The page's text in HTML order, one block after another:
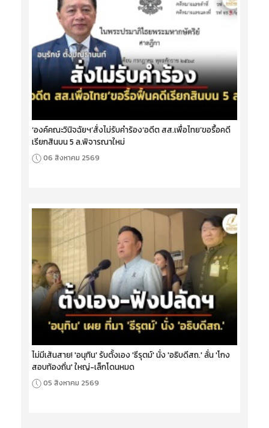
‘องค์คณะวินิจฉัยฯ’สั่งไม่รับคำร้อง‘อดีต สส.เพื่อไทย’ขอรื้อคดี
เรียกสินบน 5 ล.พิจารณาใหม่
06 สิงหาคม 2569
ไม่มีเส้นสาย! 'อนุทิน' รับตั้งเอง 'ธีรุตม์' นั่ง 'อธิบดีสถ.' ลั่น 'โกง
สอบท้องถิ่น' ใหญ่-เล็กโดนหมด
05 สิงหาคม 2569